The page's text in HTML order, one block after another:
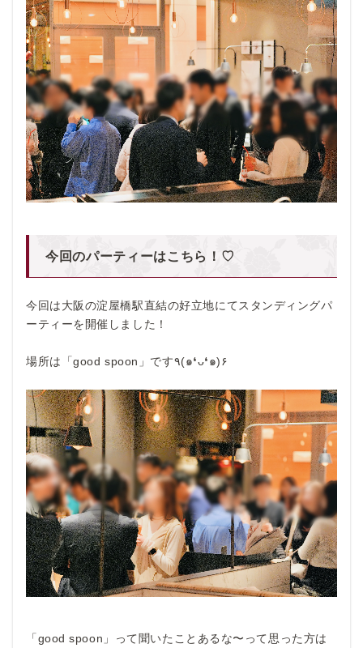
今回のパーティーはこちら！♡
今回は大阪の淀屋橋駅直結の好立地にてスタンディングパ
ーティーを開催しました！
場所は「good spoon」です٩(๑❛ᴗ❛๑)۶
「good spoon」って聞いたことあるな〜って思った方は